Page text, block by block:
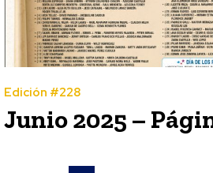
Edición #228
Junio 2025 –